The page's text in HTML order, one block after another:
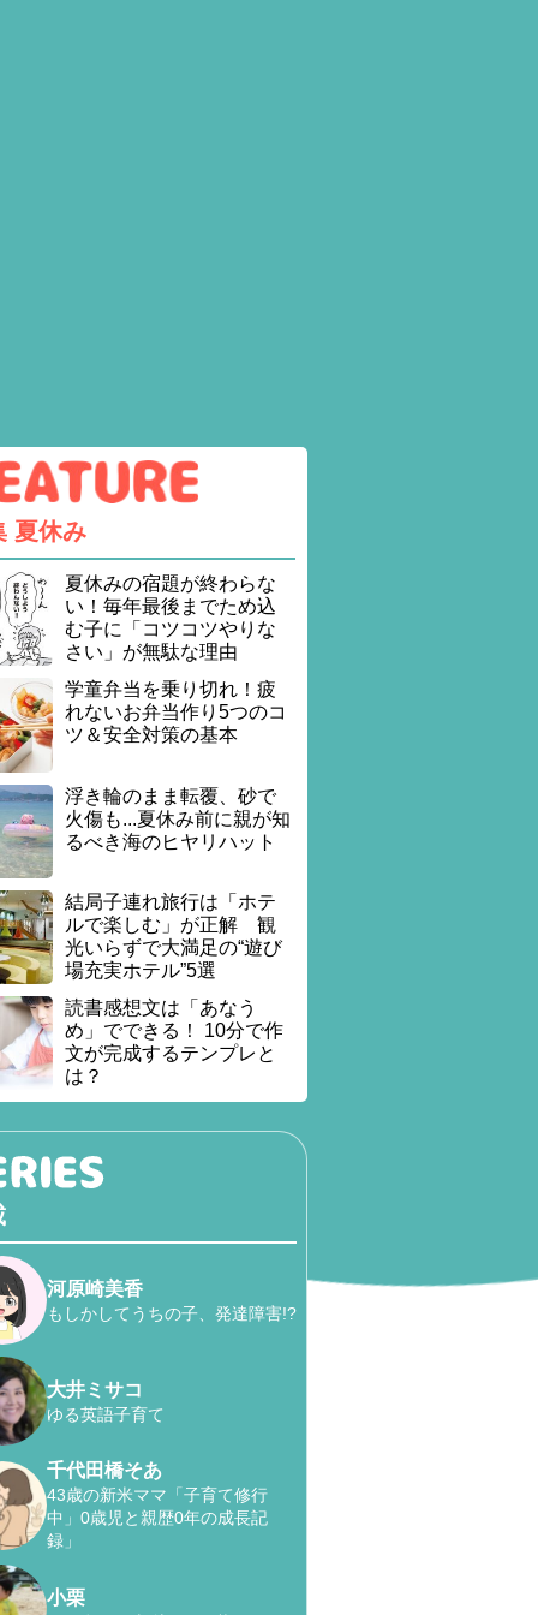
夏休み
夏休みの宿題が終わらな
い！毎年最後までため込
む子に「コツコツやりな
さい」が無駄な理由
学童弁当を乗り切れ！疲
れないお弁当作り5つのコ
ツ＆安全対策の基本
浮き輪のまま転覆、砂で
火傷も...夏休み前に親が知
るべき海のヒヤリハット
結局子連れ旅行は「ホテ
ルで楽しむ」が正解 観
光いらずで大満足の“遊び
場充実ホテル”5選
読書感想文は「あなう
め」でできる！ 10分で作
文が完成するテンプレと
は？
河原崎美香
もしかしてうちの子、発達障害!?
大井ミサコ
ゆる英語子育て
千代田橋そあ
43歳の新米ママ「子育て修行
中」0歳児と親歴0年の成長記
録」
小栗